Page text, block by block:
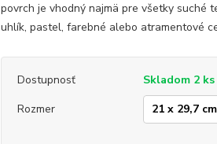
povrch je vhodný najmä pre všetky suché
uhlík, pastel, farebné alebo atramentové
Dostupnosť
Skladom 2 ks
Rozmer